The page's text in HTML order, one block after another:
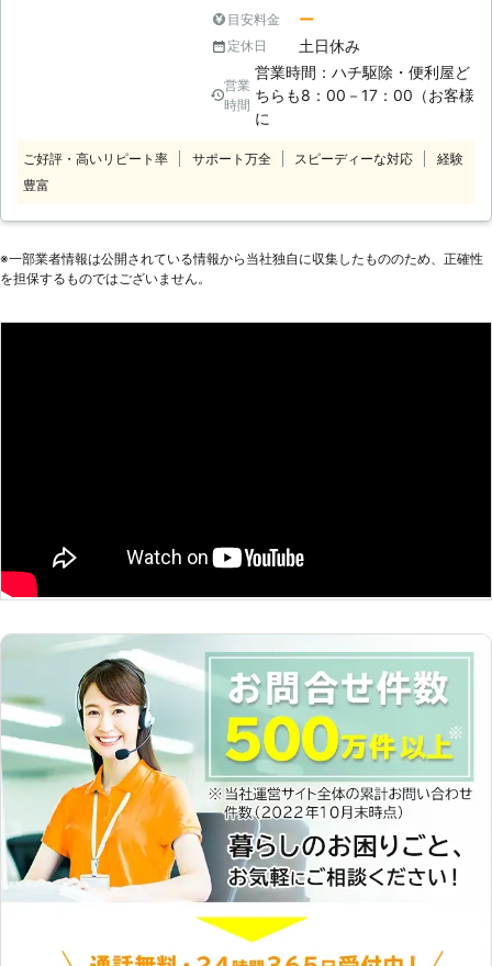
立できていない家具は荷物となって、
お部屋の場所をとってしまいますよ
ね。できるだけ早く家具を使える状態
にしたいという気持ちにお応えできる
よう、夜も21時まで対応しているので
拠点を構える業者です。家具組立の際
いませ。
欲しい事をサポートしている街の便利
屋です。便利屋事業は創業10周年を
迎えこれからも地域に根差したサービ
スを展開して参ります。 最近の家具
は組み立てて作る物が多く、組み立て
作業に苦労されている方もいらっしゃ
るのではないでしょうか？弊社では難
ッフは豊富な経験と実績がございます
目安料金 ー
定休日 土日休み
営業
時間
営業時間：ハチ駆除・便利屋ど
ちらも8：00－17：00（お客様
に
ご好評・高いリピート率 サポート万全 スピーディーな対応
経験
豊富
※⼀部業者情報は公開されている情報から当社独⾃に収集したもののため、正確性
を担保するものではございません。